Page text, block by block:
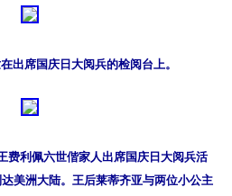
出席国庆日大阅兵的检阅台上。
费利佩六世偕家人出席国庆日大阅兵活
美洲大陆。王后莱蒂齐亚与两位小公主